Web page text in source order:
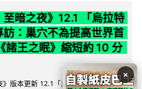
至暗之夜》12.1 「烏拉特
訪：巢穴不為提高世界首
諸王之眠》縮短約 10 分
》版本更新 12.1「烏拉特克的詛咒」將
×